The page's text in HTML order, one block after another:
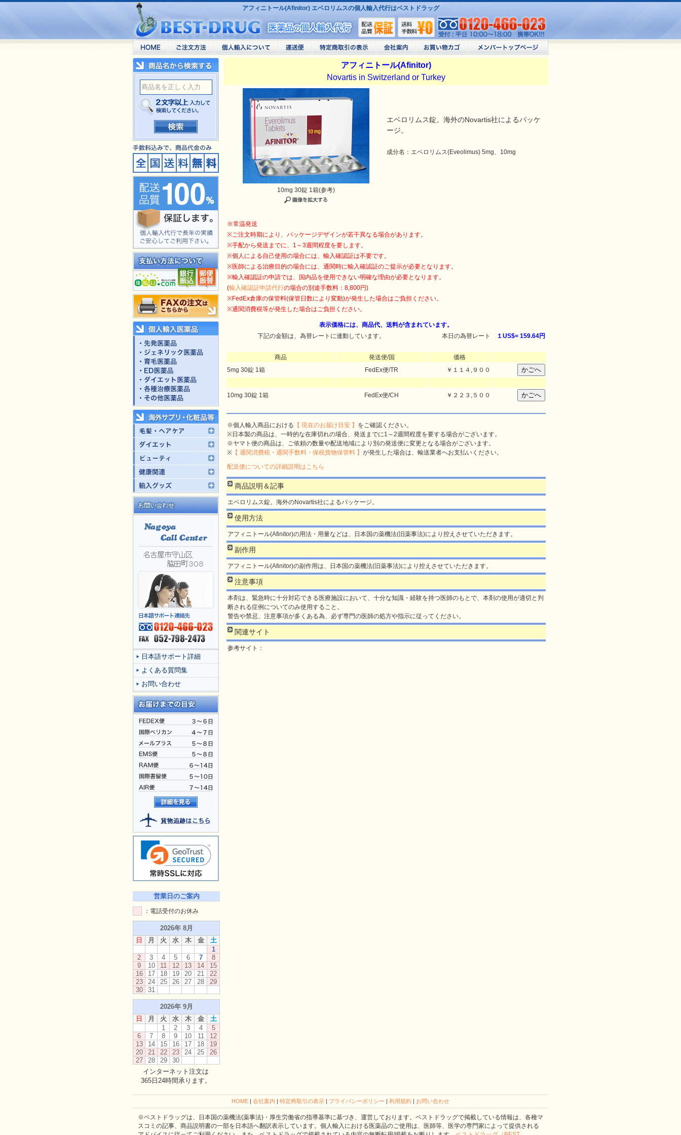
アフィニトール(Afinitor) エベロリムスの個人輸入代行はベストドラッグ
日本語サポート詳細
よくある質問集
お問い合わせ
営業日のご案内
：電話受付のお休み
2026年 8月
日
月 火 水 木 金
土
1
2
3 4 5 6 7
8
9
10 11 12 13 14
15
16
17 18 19 20 21
22
23
24 25 26 27 28
29
30
31
2026年 9月
日
月 火 水 木 金
土
1
2 3 4
5
6
7 8 9 10 11
12
13
14 15 16 17 18
19
20
21 22 23 24 25
26
27
28 29
30
インターネット注文は
365日24時間承ります。
アフィニトール(Afinitor)
Novartis in Switzerland or Turkey
エベロリムス錠。海外のNovartis社によるパッケ
ージ。
成分名：エベロリムス(Eveolimus) 5mg、10mg
10mg 30錠 1箱(参考)
※常温発送
※ご注文時期により、パッケージデザインが若干異なる場合があります。
※手配から発送までに、1～3週間程度を要します。
※個人による自己使用の場合には、輸入確認証は不要です。
※医師による治療目的の場合には、通関時に輸入確認証のご提示が必要となります。
※輸入確認証の申請では、国内品を使用できない明確な理由が必要となります。
(輸入確認証申請代行の場合の別途手数料：8,800円)
※FedEx倉庫の保管料(保管日数により変動)が発生した場合はご負担ください。
※通関消費税等が発生した場合はご負担ください。
表示価格には、商品代、送料が含まれています。
下記の金額は、為替レートに連動しています。
本日の為替レート １US$= 159.64円
商品 発送便/国
価格
5mg 30錠 1箱
FedEx便/TR ￥ １１４,９００
10mg 30錠 1箱 FedEx便/CH ￥ ２２３,５００
※個人輸入商品における 【 現在のお届け目安 】 をご確認ください。
※日本製の商品は、一時的な在庫切れの場合、発送までに1～2週間程度を要する場合がございます。
※ヤマト便の商品は、ご依頼の数量や配送地域により別の発送便に変更となる場合がございます。
※ 【 通関消費税・通関手数料・保税貨物保管料 】 が発生した場合は、輸送業者へお支払いください。
配送便についての詳細説明はこちら
商品説明＆記事
エベロリムス錠。海外のNovartis社によるパッケージ。
使用方法
アフィニトール(Afinitor)の用法・用量などは、日本国の薬機法(旧薬事法)により控えさせていただきます。
副作用
アフィニトール(Afinitor)の副作用は、日本国の薬機法(旧薬事法)により控えさせていただきます。
注意事項
本剤は、緊急時に十分対応できる医療施設において、十分な知識・経験を持つ医師のもとで、本剤の使用が適切と判
断される症例についてのみ使用すること。
警告や禁忌、注意事項が多くある為、必ず専門の医師の処方や指示に従ってください。
関連サイト
参考サイト：
HOME | 会社案内 | 特定商取引の表示 | プライバシーポリシー | 利用規約 | お問い合わせ
※ベストドラッグは、日本国の薬機法(薬事法)・厚生労働省の指導基準に基づき、運営しております。ベストドラッグで掲載している情報は、各種マ
スコミの記事、商品説明書の一部を日本語へ翻訳表示しています。個人輸入における医薬品のご使用は、医師等、医学の専門家によって提供される